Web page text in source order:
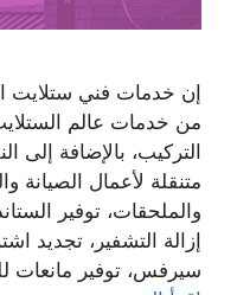
إن خدمات فني ستلايت
من خدمات عالم
التركيب، بالإضافة إلى
متنقلة لأعمال الصيانة
والملحقات، توفير
إزالة التشفير، تجديد
سيرفس، توفير مانعات